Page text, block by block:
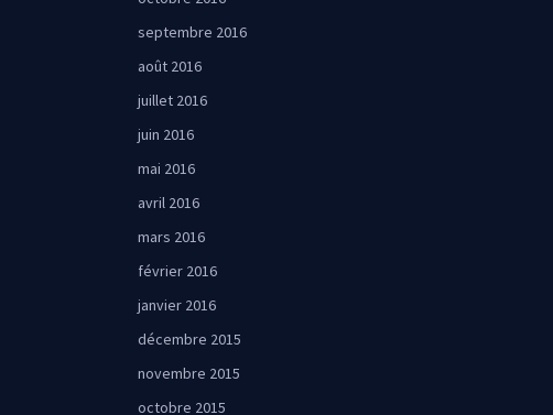
septembre 2016
août 2016
juillet 2016
juin 2016
mai 2016
avril 2016
mars 2016
février 2016
janvier 2016
décembre 2015
novembre 2015
octobre 2015